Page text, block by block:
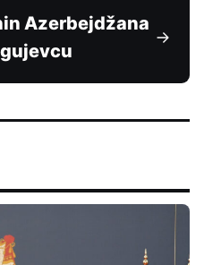
Azerbejdžana